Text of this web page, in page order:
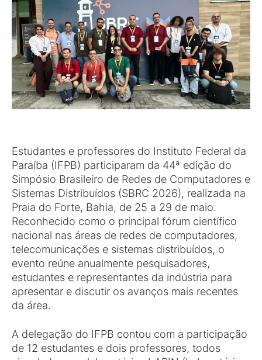
Estudantes e professores do Instituto Federal da
Paraíba (IFPB) participaram da 44ª edição do
Simpósio Brasileiro de Redes de Computadores e
Sistemas Distribuídos (SBRC 2026), realizada na
Praia do Forte, Bahia, de 25 a 29 de maio.
Reconhecido como o principal fórum científico
nacional nas áreas de redes de computadores,
telecomunicações e sistemas distribuídos, o
evento reúne anualmente pesquisadores,
estudantes e representantes da indústria para
apresentar e discutir os avanços mais recentes
da área.
A delegação do IFPB contou com a participação
de 12 estudantes e dois professores, todos